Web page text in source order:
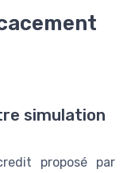
simulation
proposé par